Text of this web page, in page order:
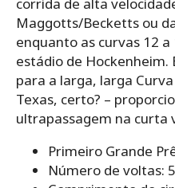
Maggotts/Becketts ou
enquanto as curvas 12
estádio de Hockenheim.
para a larga, larga
Texas, certo? –
ultrapassagem na curta
Primeiro Grande
Número de voltas: